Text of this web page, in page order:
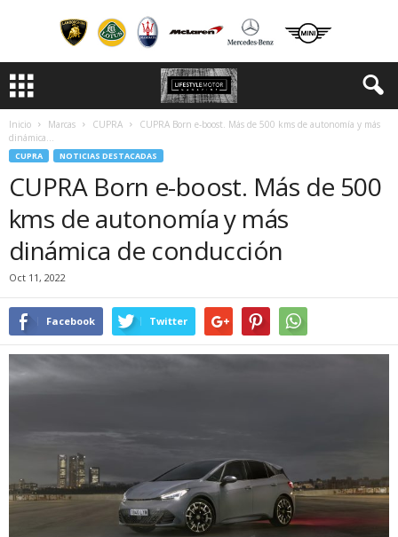
Inicio Marcas CUPRA
CUPRA Born e-boost. Más de 500 kms de autonomía y más
dinámica...
CUPRA NOTICIAS DESTACADAS
CUPRA Born e-boost. Más de 500
kms de autonomía y más
dinámica de conducción
Oct 11, 2022
Facebook Twitter